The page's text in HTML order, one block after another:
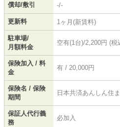
償却/敷引 -/-
更新料 1ヶ月(新賃料)
駐車場/
月額料金
空有(1台)/2,200円 (税
保険加入 / 料
金
有 / 20,000円
保険名 / 保険
期間
日本共済あんしん住
保証人代行義
務
必加入